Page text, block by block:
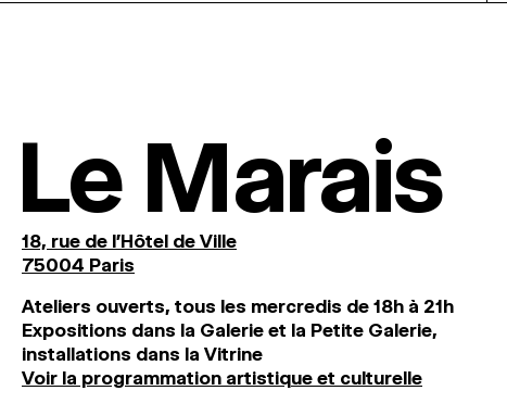
Le Marais
18, rue de l'Hôtel de Ville
75004 Paris
Ateliers ouverts, tous les mercredis de 18h à 21h
Expositions dans la Galerie et la Petite Galerie,
installations dans la Vitrine
Voir la programmation artistique et culturelle